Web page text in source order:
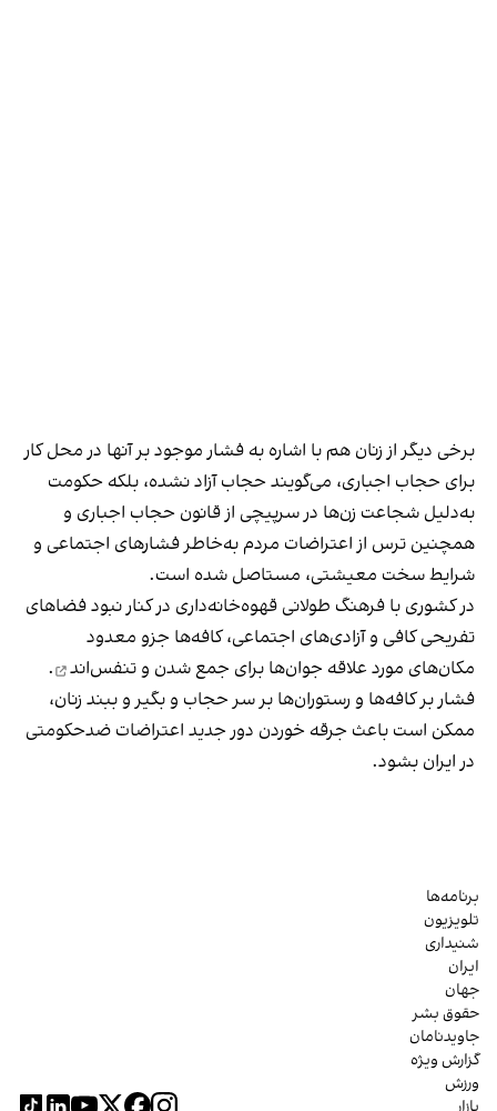
برخی دیگر از زنان هم با اشاره به فشار موجود بر آنها در محل کار
برای حجاب اجباری، می‌گویند حجاب آزاد نشده، بلکه حکومت
به‌دلیل شجاعت زن‌ها در سرپیچی از قانون حجاب اجباری و
همچنین ترس از اعتراضات مردم به‌خاطر فشارهای اجتماعی و
شرایط سخت معیشتی، مستاصل شده است.
در کشوری با فرهنگ طولانی قهوه‌‌خانه‌داری در کنار نبود فضاهای
تفریحی کافی و آزادی‌های اجتماعی، کافه‌ها جزو معدود
مکان‌های مورد علاقه جوان‌ها برای جمع شدن و تنفس‌اند
.
فشار بر کافه‌ها و رستوران‌ها بر سر حجاب و بگیر و ببند زنان،
ممکن است باعث جرقه خوردن دور جدید اعتراضات ضدحکومتی
در ایران بشود.
برنامه‌ها
تلویزیون
شنیداری
ایران
جهان
حقوق بشر
جاویدنامان
گزارش ویژه
ورزش